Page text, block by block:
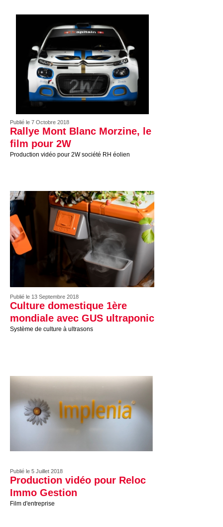
Publié le 7 Octobre 2018
Rallye Mont Blanc Morzine, le
film pour 2W
Production vidéo pour 2W société RH éolien
Publié le 13 Septembre 2018
Culture domestique 1ère
mondiale avec GUS ultraponic
Système de culture à ultrasons
Publié le 5 Juillet 2018
Production vidéo pour Reloc
Immo Gestion
Film d'entreprise